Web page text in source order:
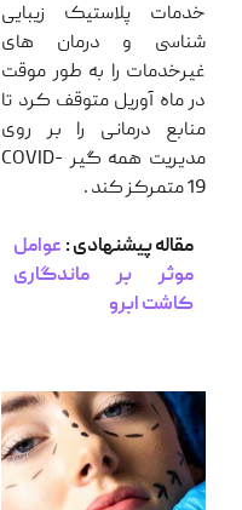
خدمات پلاستیک زیبایی
شناسی و درمان های
غیرخدمات را به طور موقت
در ماه آوریل متوقف کرد تا
منابع درمانی را بر روی
مدیریت همه گیر COVID-
19 متمرکز کند .
مقاله پیشنهادی : عوامل
موثر بر ماندگاری
کاشت ابرو